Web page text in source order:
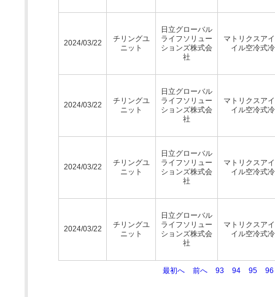
2024/03/22
チリングユ
ニット
日立グローバル
ライフソリュー
ションズ株式会
社
マトリクスア
イル空冷式
2024/03/22
チリングユ
ニット
日立グローバル
ライフソリュー
ションズ株式会
社
マトリクスア
イル空冷式
2024/03/22
チリングユ
ニット
日立グローバル
ライフソリュー
ションズ株式会
社
マトリクスア
イル空冷式
2024/03/22
チリングユ
ニット
日立グローバル
ライフソリュー
ションズ株式会
社
マトリクスア
イル空冷式
最初へ 前へ 93 94 95 96